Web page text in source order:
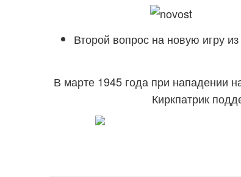
Второй вопрос на новую игру
В марте 1945 года при нападении
Киркпатрик